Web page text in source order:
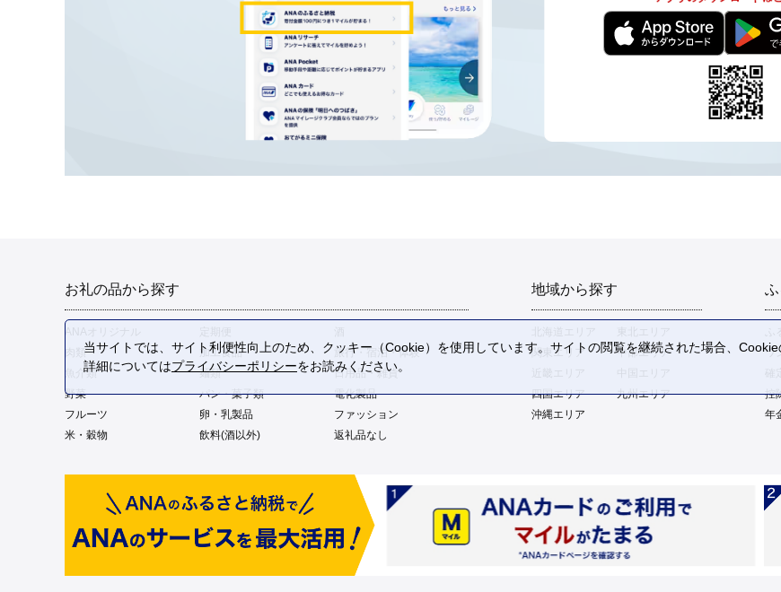
お礼の品から探す
肉類
加工食品
旅行・宿泊・体験
魚介類
麺類
日用品・雑貨
野菜
パン・菓子類
電化製品
フルーツ
卵・乳製品
ファッション
米・穀物
飲料(酒以外) 返礼品なし
地域から探す
関東エリア
中部エリア
四国エリア
九州エリア
沖縄エリア
ワ
控
年
当サイトでは、サイト利便性向上のため、クッキー（Cookie）を使用しています。サイトの閲覧を継続された場合、Cookie
詳細についてはプライバシーポリシーをお読みください。